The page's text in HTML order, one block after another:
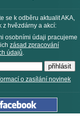
se k odběru aktualit AKA,
z hvězdárny a akcí:
osobními údaji pracujeme
zásad zpracování
údajů.
o zasílání novinek